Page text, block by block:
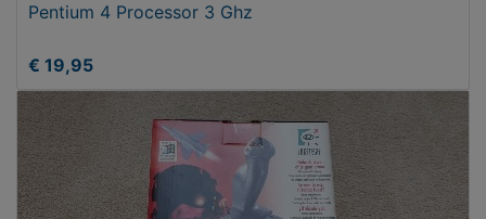
Pentium 4 Processor 3 Ghz
€ 19,95